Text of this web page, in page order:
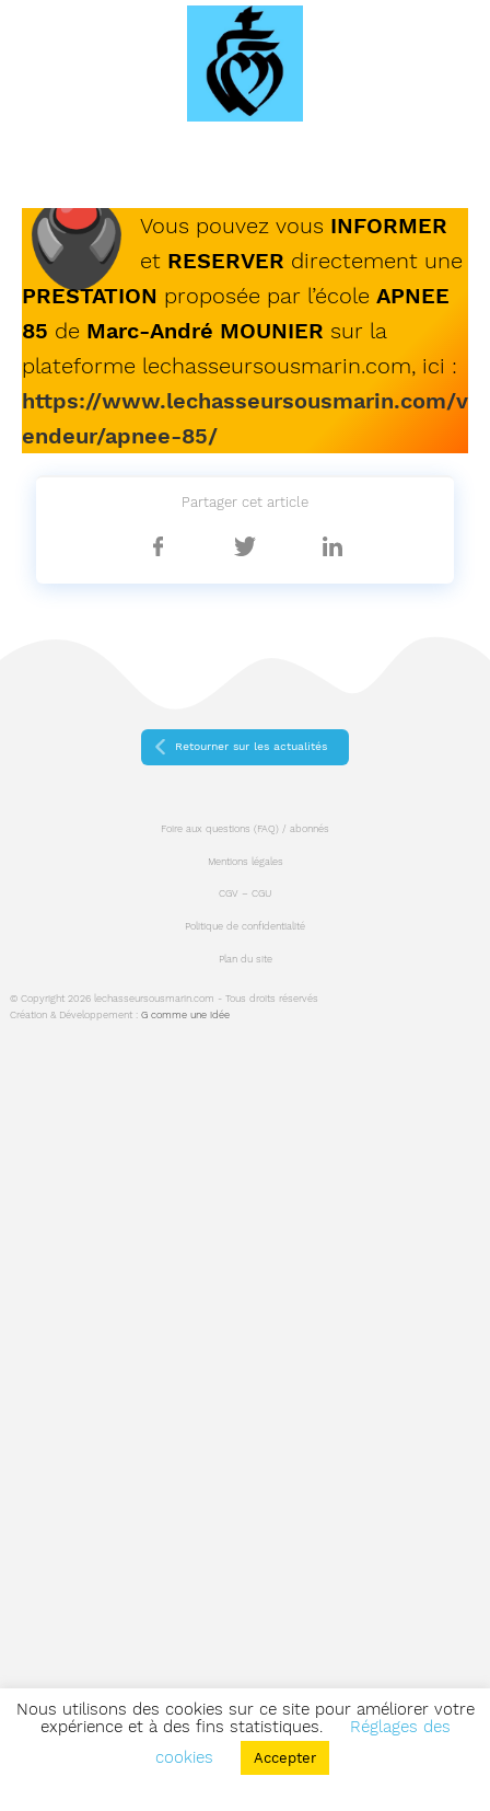
🖲 Vous pouvez vous INFORMER
et RESERVER directement une
PRESTATION proposée par l’école APNEE
85 de Marc-André MOUNIER sur la
plateforme lechasseursousmarin.com, ici :
https://www.lechasseursousmarin.com/v
endeur/apnee-85/
Partager cet article
Partager
Partager
Partager
sur
Retourner sur les actualités
© Copyright 2026 lechasseursousmarin.com - Tous droits réservés
Création & Développement :G comme une idée
Foire aux questions (FAQ) / abonnés
Mentions légales
CGV – CGU
Politique de confidentialité
Plan du site
Nous utilisons des cookies sur ce site pour améliorer votre
expérience et à des fins statistiques.
Réglages des
cookies
Accepter